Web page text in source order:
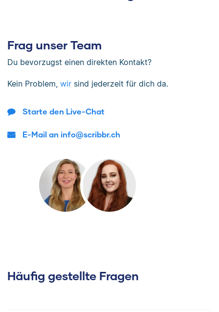
Frag unser Team
Du bevorzugst einen direkten Kontakt?
Kein Problem, wir sind jederzeit für dich da.
Starte den Live-Chat
E-Mail an info@scribbr.ch
Häufig gestellte Fragen